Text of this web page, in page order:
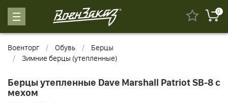
0
Военторг Обувь
Берцы
Зимние берцы (утепленные)
Берцы утепленные Dave Marshall Patriot SB-8 с
мехом